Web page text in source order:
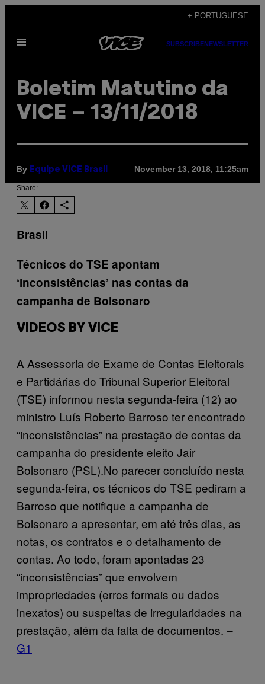
content
+ PORTUGUESE
Open
SUBSCRIBENEWSLETTER
Boletim Matutino da
VICE – 13/11/2018
By Equipe VICE Brasil November 13, 2018, 11:25am
Share:
Brasil
Técnicos do TSE apontam
‘inconsistências’ nas contas da
campanha de Bolsonaro
VIDEOS BY VICE
A Assessoria de Exame de Contas Eleitorais
e Partidárias do Tribunal Superior Eleitoral
(TSE) informou nesta segunda-feira (12) ao
ministro Luís Roberto Barroso ter encontrado
“inconsistências” na prestação de contas da
campanha do presidente eleito Jair
Bolsonaro (PSL).No parecer concluído nesta
segunda-feira, os técnicos do TSE pediram a
Barroso que notifique a campanha de
Bolsonaro a apresentar, em até três dias, as
notas, os contratos e o detalhamento de
contas. Ao todo, foram apontadas 23
“inconsistências” que envolvem
impropriedades (erros formais ou dados
inexatos) ou suspeitas de irregularidades na
prestação, além da falta de documentos. –
G1